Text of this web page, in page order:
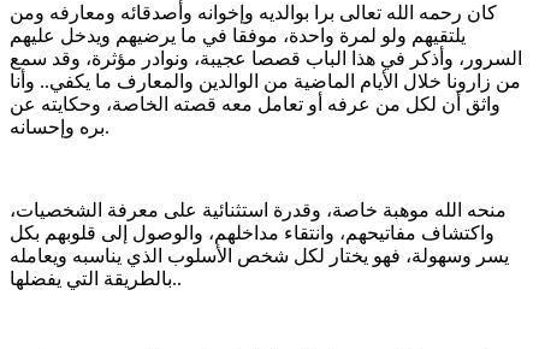
كان رحمه الله تعالى برا بوالديه وإخوانه وأصدقائه ومعارفه ومن
يلتقيهم ولو لمرة واحدة، موفقا في ما يرضيهم ويدخل عليهم
السرور، وأذكر في هذا الباب قصصا عجيبة، ونوادر مؤثرة، وقد سمع
من زارونا خلال الأيام الماضية من الوالدين والمعارف ما يكفي.. وأنا
واثق أن لكل من عرفه أو تعامل معه قصته الخاصة، وحكايته عن
بره وإحسانه.
منحه الله موهبة خاصة، وقدرة استثنائية على معرفة الشخصيات،
واكتشاف مفاتيحهم، وانتقاء مداخلهم، والوصول إلى قلوبهم بكل
يسر وسهولة، فهو يختار لكل شخص الأسلوب الذي يناسبه ويعامله
بالطريقة التي يفضلها..